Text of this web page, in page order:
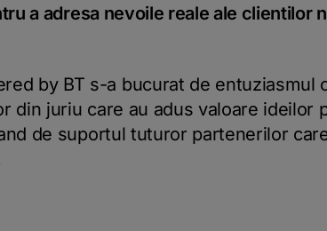
a adresa nevoile reale ale clientilor
by BT s-a bucurat de entuziasmul
din juriu care au adus valoare ideilor
de suportul tuturor partenerilor